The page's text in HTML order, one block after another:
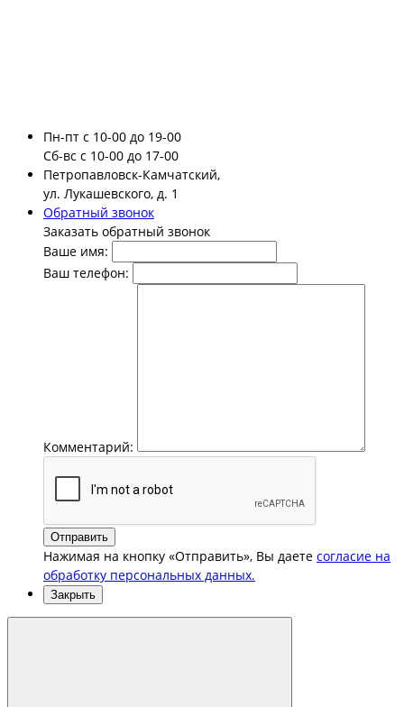
Пн-пт с 10-00 до 19-00
Сб-вс с 10-00 до 17-00
Петропавловск-Камчатский,
ул. Лукашевского, д. 1
Обратный звонок
Заказать обратный звонок
Ваше имя:
Ваш телефон:
Комментарий:
Отправить
Нажимая на кнопку «Отправить», Вы даете согласие на
обработку персональных данных.
Закрыть